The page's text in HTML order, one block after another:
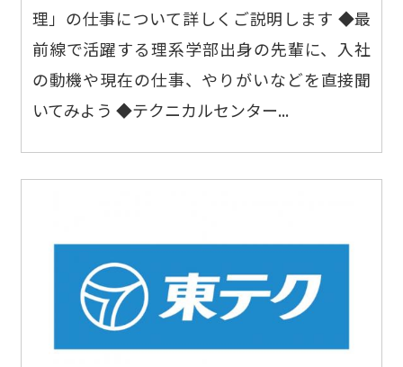
理」の仕事について詳しくご説明します ◆最
前線で活躍する理系学部出身の先輩に、入社
の動機や現在の仕事、やりがいなどを直接聞
いてみよう ◆テクニカルセンター...